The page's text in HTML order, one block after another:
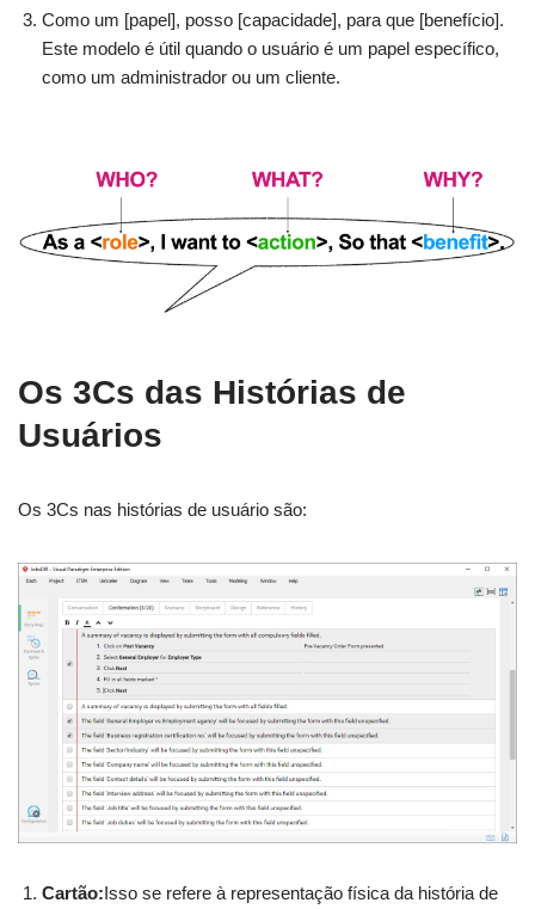
Como um [papel], posso [capacidade], para que [benefício].
Este modelo é útil quando o usuário é um papel específico,
como um administrador ou um cliente.
Os 3Cs das Histórias de
Usuários
Os 3Cs nas histórias de usuário são:
Cartão:Isso se refere à representação física da história de